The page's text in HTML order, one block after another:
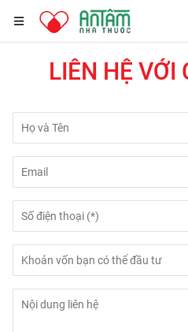
LIÊN HỆ VỚI